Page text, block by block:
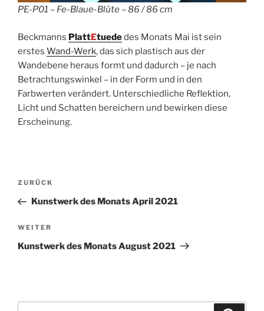
PE-P01 – Fe-Blaue-Blüte – 86 / 86 cm
Beckmanns PlattEtuededes Monats Mai ist sein
erstes Wand-Werk, das sich plastisch aus der
Wandebene heraus formt und dadurch – je nach
Betrachtungswinkel – in der Form und in den
Farbwerten verändert. Unterschiedliche Reflektion,
Licht und Schatten bereichern und bewirken diese
Erscheinung.
Beitragsnavigation
Vorheriger
Beitrag
ZURÜCK
Kunstwerk des Monats April 2021
Nächster
Beitrag
WEITER
Kunstwerk des Monats August 2021